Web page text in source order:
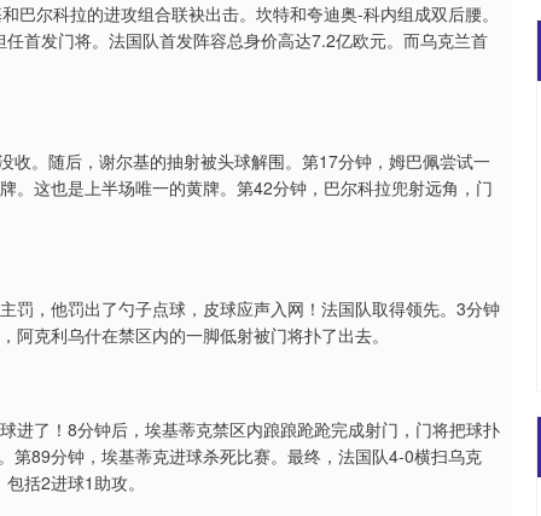
尔科拉的进攻组合联袂出击。坎特和夸迪奥-科内组成双后腰。
首发门将。法国队首发阵容总身价高达7.2亿欧元。而乌克兰首
。随后，谢尔基的抽射被头球解围。第17分钟，姆巴佩尝试一
。这也是上半场唯一的黄牌。第42分钟，巴尔科拉兜射远角，门
罚，他罚出了勺子点球，皮球应声入网！法国队取得领先。3分钟
克利乌什在禁区内的一脚低射被门将扑了出去。
进了！8分钟后，埃基蒂克禁区内踉踉跄跄完成射门，门将把球扑
第89分钟，埃基蒂克进球杀死比赛。最终，法国队4-0横扫乌克
括2进球1助攻。